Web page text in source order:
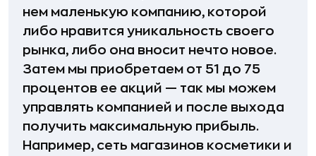
нем маленькую компанию, которой
либо нравится уникальность своего
рынка, либо она вносит нечто новое.
Затем мы приобретаем от 51 до 75
процентов ее акций — так мы можем
управлять компанией и после выхода
получить максимальную прибыль.
Например, сеть магазинов косметики и